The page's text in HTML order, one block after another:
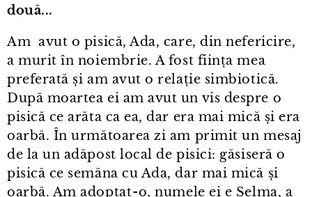
două...
Am avut o pisică, Ada, care, din nefericire,
a murit în noiembrie. A fost ființa mea
preferată și am avut o relație simbiotică.
După moartea ei am avut un vis despre o
pisică ce arăta ca ea, dar era mai mică și era
oarbă. În următoarea zi am primit un mesaj
de la un adăpost local de pisici: găsiseră o
pisică ce semăna cu Ada, dar mai mică și
oarbă. Am adoptat⁠-⁠o, numele ei e Selma, a